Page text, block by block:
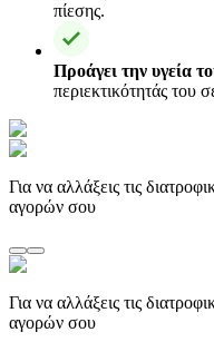
πίεσης.
Προάγει την υγεία
περιεκτικότητάς του
Για να αλλάξεις τις
αγορών σου
Για να αλλάξεις τις
αγορών σου